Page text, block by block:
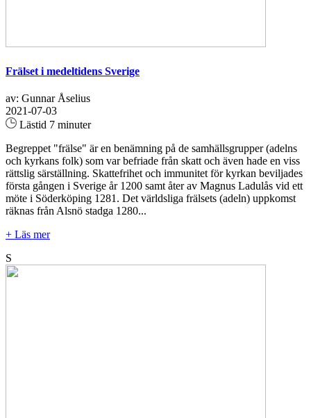
Frälset i medeltidens Sverige
av: Gunnar Åselius
2021-07-03
Lästid 7 minuter
Begreppet "frälse" är en benämning på de samhällsgrupper (adelns
och kyrkans folk) som var befriade från skatt och även hade en viss
rättslig särställning. Skattefrihet och immunitet för kyrkan beviljades
första gången i Sverige år 1200 samt åter av Magnus Ladulås vid ett
möte i Söderköping 1281. Det världsliga frälsets (adeln) uppkomst
räknas från Alsnö stadga 1280...
+ Läs mer
S